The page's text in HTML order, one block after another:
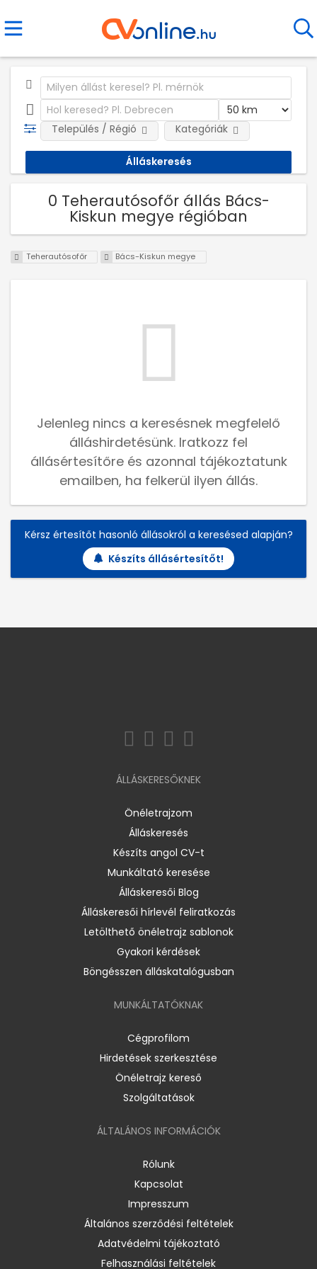
Település / Régió Kategóriák
0 Teherautósofőr állás Bács-
Kiskun megye régióban
Teherautósofőr Bács-Kiskun megye
Jelenleg nincs a keresésnek megfelelő
álláshirdetésünk. Iratkozz fel
állásértesítőre és azonnal tájékoztatunk
emailben, ha felkerül ilyen állás.
Kérsz értesítőt hasonló állásokról a keresésed alapján?
Készíts állásértesítőt!
ÁLLÁSKERESŐKNEK
Önéletrajzom
Álláskeresés
Készíts angol CV-t
Munkáltató keresése
Álláskeresői Blog
Álláskeresői hírlevél feliratkozás
Letölthető önéletrajz sablonok
Gyakori kérdések
Böngésszen álláskatalógusban
MUNKÁLTATÓKNAK
Cégprofilom
Hirdetések szerkesztése
Önéletrajz kereső
Szolgáltatások
ÁLTALÁNOS INFORMÁCIÓK
Rólunk
Kapcsolat
Impresszum
Általános szerződési feltételek
Adatvédelmi tájékoztató
Felhasználási feltételek